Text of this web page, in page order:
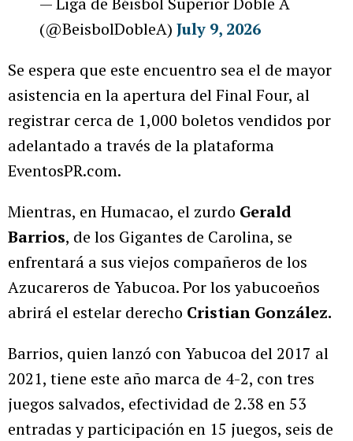
(@BeisbolDobleA) July 9, 2026
Se espera que este encuentro sea el de mayor
asistencia en la apertura del Final Four, al
registrar cerca de 1,000 boletos vendidos por
adelantado a través de la plataforma
EventosPR.com.
Mientras, en Humacao, el zurdo Gerald
Barrios, de los Gigantes de Carolina, se
enfrentará a sus viejos compañeros de los
Azucareros de Yabucoa. Por los yabucoeños
abrirá el estelar derecho Cristian González.
Barrios, quien lanzó con Yabucoa del 2017 al
2021, tiene este año marca de 4-2, con tres
juegos salvados, efectividad de 2.38 en 53
entradas y participación en 15 juegos, seis de